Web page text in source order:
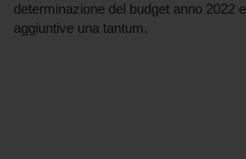
determinazione del budget anno 2022
aggiuntive una tantum.